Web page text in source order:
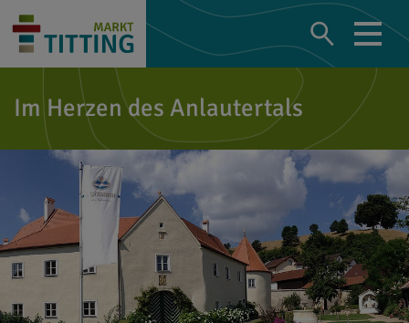
Im Herzen des Anlautertals